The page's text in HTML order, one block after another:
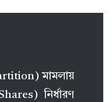
মামলায়
নির্ধারণ